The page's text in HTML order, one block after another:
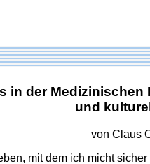
in der Medizinischen
und
von Claus
mit dem ich micht